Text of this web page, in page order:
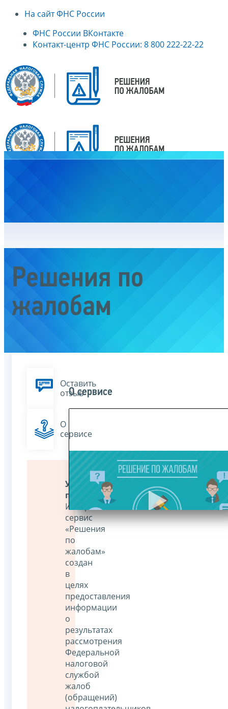
На сайт ФНС России
ФНС России ВКонтакте
Контакт-центр ФНС России: 8 800 222-22-22
Решения по
жалобам
Оставить
отзыв
О
сервисе
Уважаемые
пользователи!
Интернет-
сервис
«Решения
по
жалобам»
создан
в
целях
предоставления
информации
о
результатах
рассмотрения
Федеральной
налоговой
службой
жалоб
(обращений)
О сервисе